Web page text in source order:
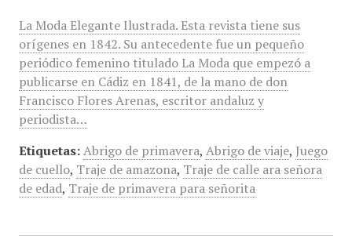
La Moda Elegante Ilustrada. Esta revista tiene sus
orígenes en 1842. Su antecedente fue un pequeño
periódico femenino titulado La Moda que empezó a
publicarse en Cádiz en 1841, de la mano de don
Francisco Flores Arenas, escritor andaluz y
periodista…
Etiquetas: Abrigo de primavera, Abrigo de viaje, Juego
de cuello, Traje de amazona, Traje de calle ara señora
de edad, Traje de primavera para señorita